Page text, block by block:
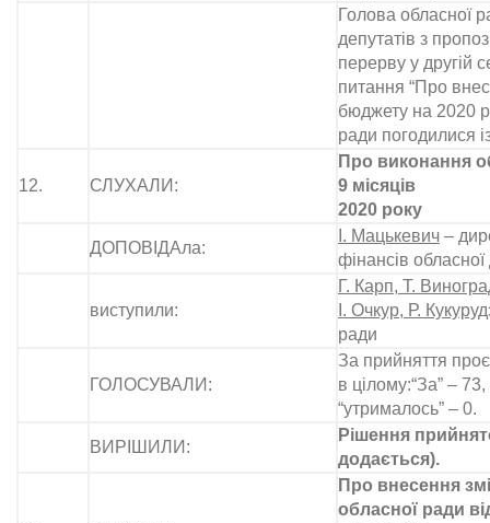
Голова обласної
депутатів з
перерву у другій
питання “Про
бюджету на 2020
ради погодилися
12. СЛУХАЛИ:
Про виконання
9 місяців
2020 року
ДОПОВІДАла:
І. Мацькевич –
фінансів обласної
виступили:
Г. Карп, Т.
І. Очкур, Р.
ради
ГОЛОСУВАЛИ:
За прийняття
в цілому:“За” – 73,
“утрималось” – 0.
ВИРІШИЛИ:
Рішення
додається).
Про внесення
обласної ради